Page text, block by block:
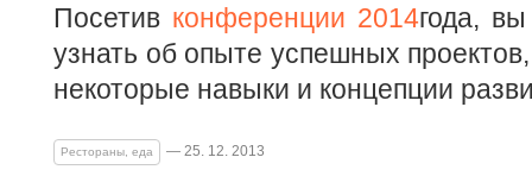
Посетив конференции 2014года,
узнать об опыте успешных
некоторые навыки и концепции
Рестораны, еда — 25. 12. 2013